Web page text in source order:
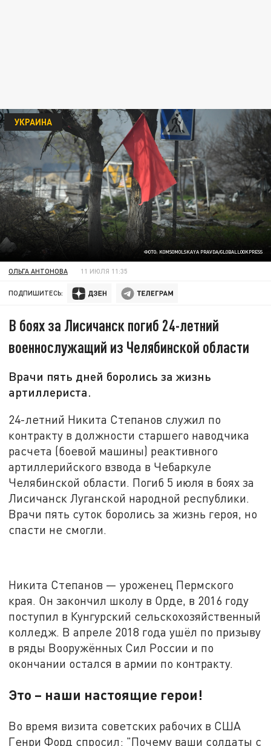
ФОТО: KOMSOMOLSKAYA PRAVDA/GLOBALLOOKPRESS
УКРАИНА
ОЛЬГА АНТОНОВА 11 ИЮЛЯ 11:35
ПОДПИШИТЕСЬ:
В боях за Лисичанск погиб 24-летний
военнослужащий из Челябинской области
Врачи пять дней боролись за жизнь
артиллериста.
24-летний Никита Степанов служил по
контракту в должности старшего наводчика
расчета (боевой машины) реактивного
артиллерийского взвода в Чебаркуле
Челябинской области. Погиб 5 июля в боях за
Лисичанск Луганской народной республики.
Врачи пять суток боролись за жизнь героя, но
спасти не смогли.
Никита Степанов — уроженец Пермского
края. Он закончил школу в Орде, в 2016 году
поступил в Кунгурский сельскохозяйственный
колледж. В апреле 2018 года ушёл по призыву
в ряды Вооружённых Сил России и по
окончании остался в армии по контракту.
Это – наши настоящие герои!
Во время визита советских рабочих в США
Генри Форд спросил: "Почему ваши солдаты с